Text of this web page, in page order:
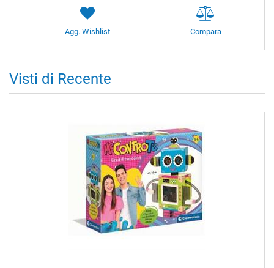
Agg. Wishlist Compara
Visti di Recente